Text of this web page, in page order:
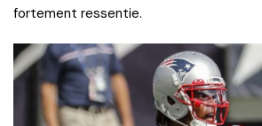
fortement ressentie.